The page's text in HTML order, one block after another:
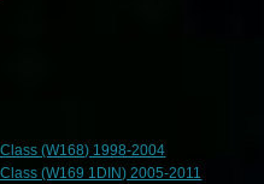
(W168) 1998-2004
(W169 1DIN) 2005-2011